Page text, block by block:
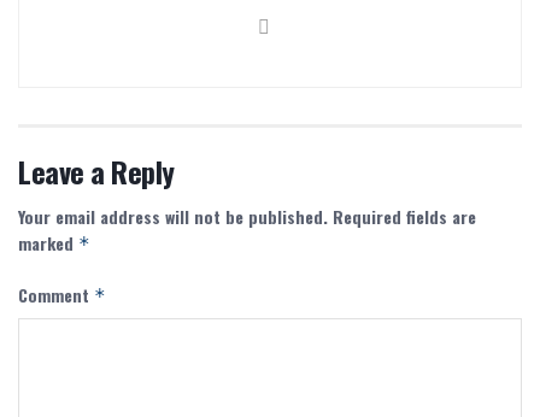
Leave a Reply
Your email address will not be published. Required fields are
marked *
Comment *